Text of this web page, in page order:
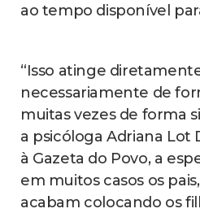
ao tempo disponível
“Isso atinge
necessariamente de
muitas vezes de forma
a psicóloga Adriana Lot
à Gazeta do Povo, a
em muitos casos os
acabam colocando os